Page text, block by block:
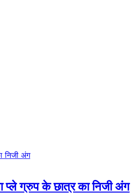
प्ले ग्रुप के छात्र का निजी अंग